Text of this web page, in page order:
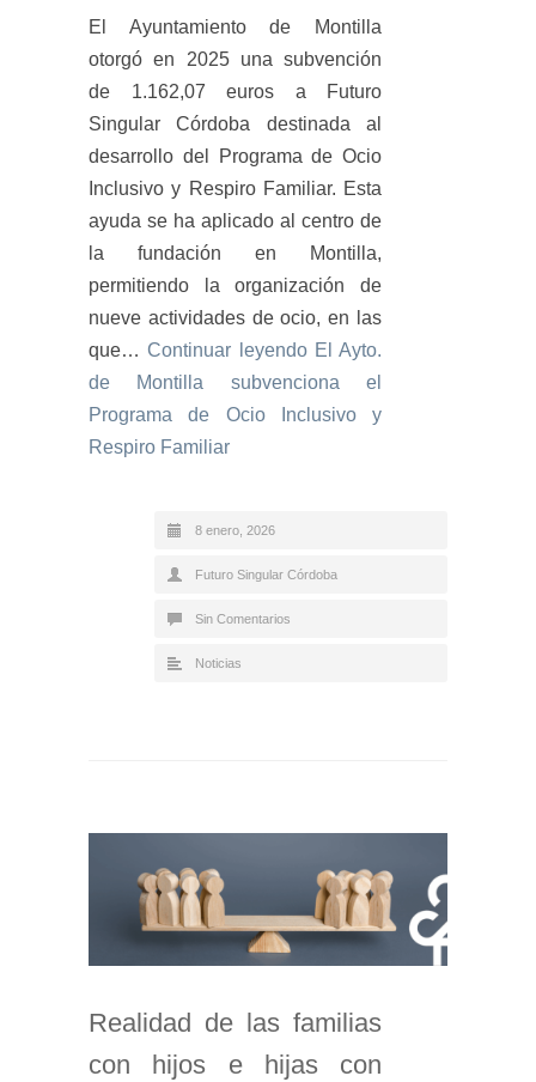
El Ayuntamiento de Montilla
otorgó en 2025 una subvención
de 1.162,07 euros a Futuro
Singular Córdoba destinada al
desarrollo del Programa de Ocio
Inclusivo y Respiro Familiar. Esta
ayuda se ha aplicado al centro de
la fundación en Montilla,
permitiendo la organización de
nueve actividades de ocio, en las
que…Continuar leyendoEl Ayto.
de Montilla subvenciona el
Programa de Ocio Inclusivo y
Respiro Familiar
8 enero, 2026
Futuro Singular Córdoba
Sin Comentarios
Noticias
Realidad de las familias
con hijos e hijas con